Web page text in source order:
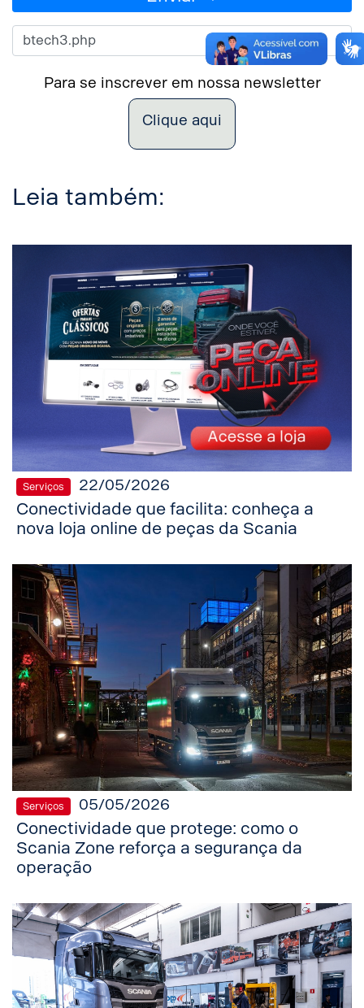
Para se inscrever em nossa newsletter
Clique aqui
Leia também:
Serviços 22/05/2026
Conectividade que facilita: conheça a
nova loja online de peças da Scania
Serviços 05/05/2026
Conectividade que protege: como o
Scania Zone reforça a segurança da
operação